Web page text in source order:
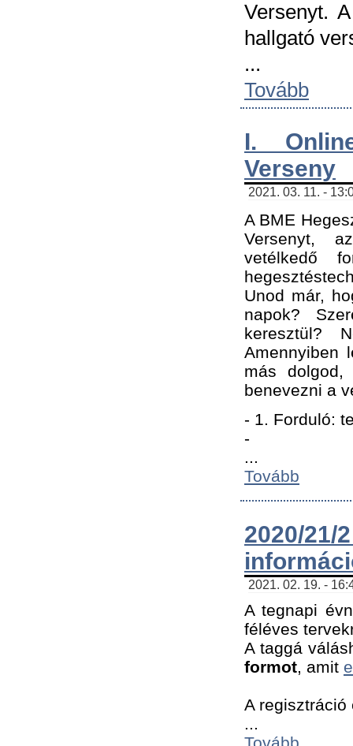
Versenyt.
hallgató
...
Tovább
I.
Verseny
2021. 03. 11. -
A BME
Versenyt,
vetélkedő
Unod már,
napok?
keresztül?
Amennyiben
más
benevezni a
- 1. Forduló:
-
...
Tovább
2020/
2021. 02. 19. -
A tegnapi
féléves
A taggá
formot, amit
A
...